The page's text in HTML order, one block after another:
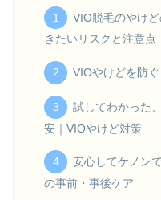
VIO脱毛のやけ
きたいリスクと注意点
VIOやけどを防
試してわかった
安｜VIOやけど対策
安心してケノン
の事前・事後ケア